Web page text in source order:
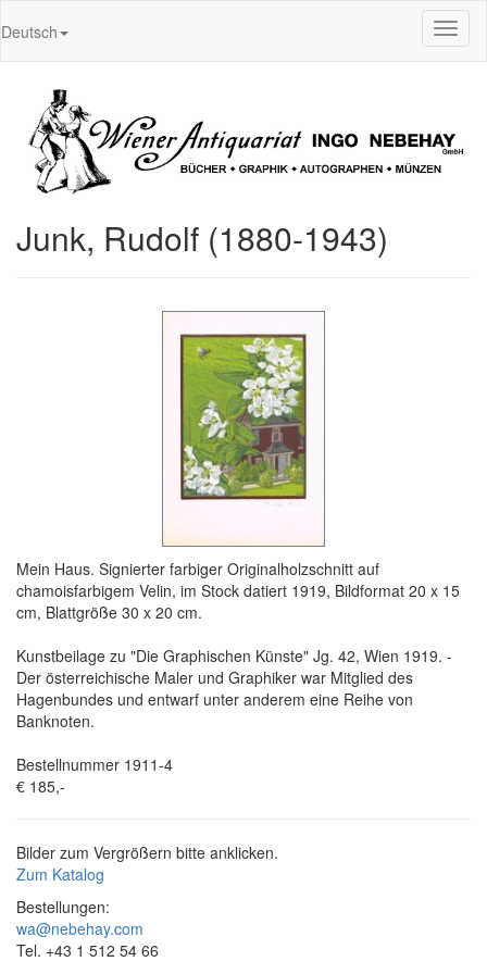
Deutsch
Junk, Rudolf (1880-1943)
Mein Haus. Signierter farbiger Originalholzschnitt auf
chamoisfarbigem Velin, im Stock datiert 1919, Bildformat 20 x 15
cm, Blattgröße 30 x 20 cm.
Kunstbeilage zu "Die Graphischen Künste" Jg. 42, Wien 1919. -
Der österreichische Maler und Graphiker war Mitglied des
Hagenbundes und entwarf unter anderem eine Reihe von
Banknoten.
Bestellnummer 1911-4
€ 185,-
Bilder zum Vergrößern bitte anklicken.
Zum Katalog
Bestellungen:
wa@nebehay.com
Tel. +43 1 512 54 66